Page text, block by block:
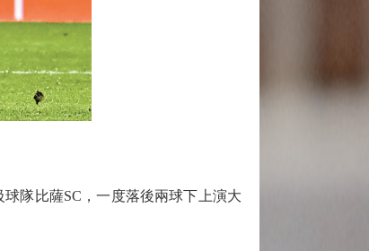
隊比薩SC，一度落後兩球下上演大